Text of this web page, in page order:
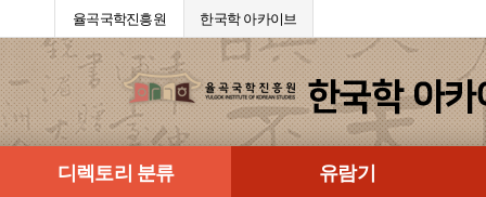
율곡국학진흥원 한국학 아카이브
디렉토리 분류 유람기